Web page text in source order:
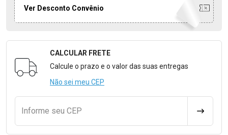
Ver Desconto Convênio
Formulário para Calcular o Frete
CALCULAR FRETE
Calcule o prazo e o valor das suas entregas
Não sei meu CEP
Informe seu CEP